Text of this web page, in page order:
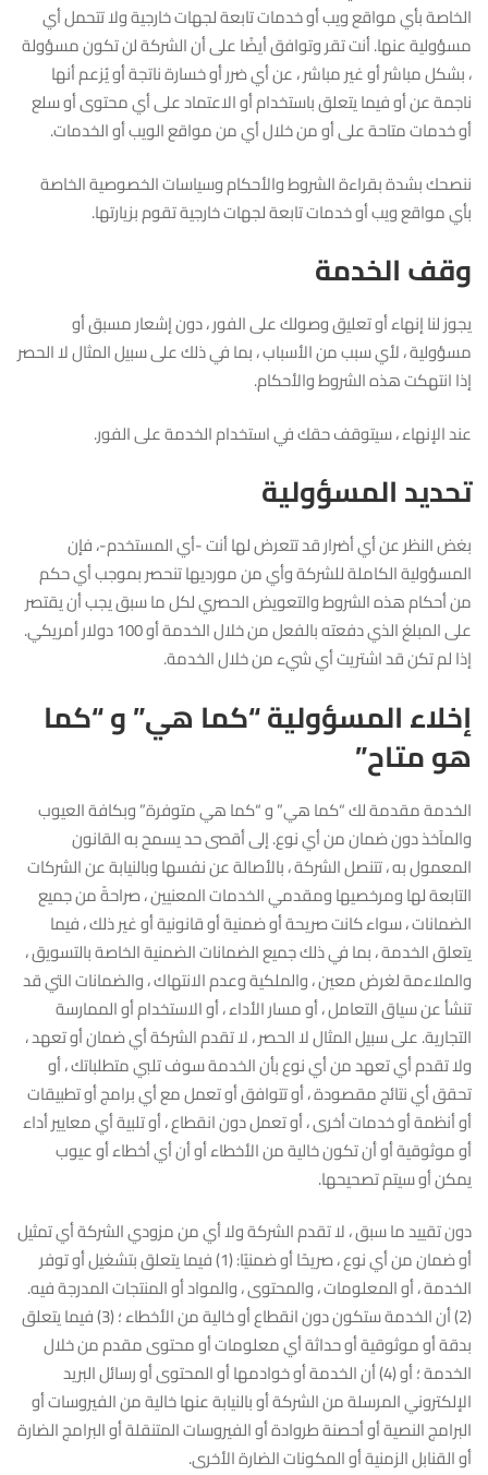
الخاصة بأي مواقع ويب أو خدمات تابعة لجهات خارجية ولا تتحمل أي
مسؤولية عنها. أنت تقر وتوافق أيضًا على أن الشركة لن تكون مسؤولة
، بشكل مباشر أو غير مباشر ، عن أي ضرر أو خسارة ناتجة أو يُزعم أنها
ناجمة عن أو فيما يتعلق باستخدام أو الاعتماد على أي محتوى أو سلع
أو خدمات متاحة على أو من خلال أي من مواقع الويب أو الخدمات.
ننصحك بشدة بقراءة الشروط والأحكام وسياسات الخصوصية الخاصة
بأي مواقع ويب أو خدمات تابعة لجهات خارجية تقوم بزيارتها.
وقف الخدمة
يجوز لنا إنهاء أو تعليق وصولك على الفور ، دون إشعار مسبق أو
مسؤولية ، لأي سبب من الأسباب ، بما في ذلك على سبيل المثال لا الحصر
إذا انتهكت هذه الشروط والأحكام.
عند الإنهاء ، سيتوقف حقك في استخدام الخدمة على الفور.
تحديد المسؤولية
بغض النظر عن أي أضرار قد تتعرض لها أنت -أي المستخدم-، فإن
المسؤولية الكاملة للشركة وأي من مورديها تنحصر بموجب أي حكم
من أحكام هذه الشروط والتعويض الحصري لكل ما سبق يجب أن يقتصر
على المبلغ الذي دفعته بالفعل من خلال الخدمة أو 100 دولار أمريكي.
إذا لم تكن قد اشتريت أي شيء من خلال الخدمة.
إخلاء المسؤولية “كما هي” و “كما
هو متاح”
الخدمة مقدمة لك “كما هي” و “كما هي متوفرة” وبكافة العيوب
والمآخذ دون ضمان من أي نوع. إلى أقصى حد يسمح به القانون
المعمول به ، تتنصل الشركة ، بالأصالة عن نفسها وبالنيابة عن الشركات
التابعة لها ومرخصيها ومقدمي الخدمات المعنيين ، صراحةً من جميع
الضمانات ، سواء كانت صريحة أو ضمنية أو قانونية أو غير ذلك ، فيما
يتعلق الخدمة ، بما في ذلك جميع الضمانات الضمنية الخاصة بالتسويق ،
والملاءمة لغرض معين ، والملكية وعدم الانتهاك ، والضمانات التي قد
تنشأ عن سياق التعامل ، أو مسار الأداء ، أو الاستخدام أو الممارسة
التجارية. على سبيل المثال لا الحصر ، لا تقدم الشركة أي ضمان أو تعهد ،
ولا تقدم أي تعهد من أي نوع بأن الخدمة سوف تلبي متطلباتك ، أو
تحقق أي نتائج مقصودة ، أو تتوافق أو تعمل مع أي برامج أو تطبيقات
أو أنظمة أو خدمات أخرى ، أو تعمل دون انقطاع ، أو تلبية أي معايير أداء
أو موثوقية أو أن تكون خالية من الأخطاء أو أن أي أخطاء أو عيوب
يمكن أو سيتم تصحيحها.
دون تقييد ما سبق ، لا تقدم الشركة ولا أي من مزودي الشركة أي تمثيل
أو ضمان من أي نوع ، صريحًا أو ضمنيًا: (1) فيما يتعلق بتشغيل أو توفر
الخدمة ، أو المعلومات ، والمحتوى ، والمواد أو المنتجات المدرجة فيه.
(2) أن الخدمة ستكون دون انقطاع أو خالية من الأخطاء ؛ (3) فيما يتعلق
بدقة أو موثوقية أو حداثة أي معلومات أو محتوى مقدم من خلال
الخدمة ؛ أو (4) أن الخدمة أو خوادمها أو المحتوى أو رسائل البريد
الإلكتروني المرسلة من الشركة أو بالنيابة عنها خالية من الفيروسات أو
البرامج النصية أو أحصنة طروادة أو الفيروسات المتنقلة أو البرامج الضارة
أو القنابل الزمنية أو المكونات الضارة الأخرى.